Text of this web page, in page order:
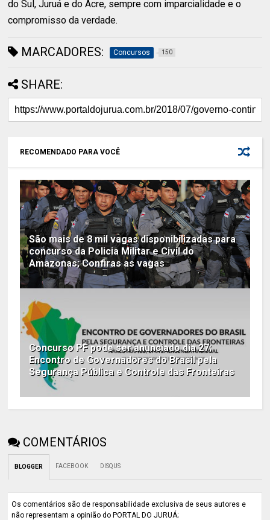
do Sul, Juruá e do Acre, sempre com imparcialidade e o
compromisso da verdade.
MARCADORES: Concursos 150
SHARE:
RECOMENDADO PARA VOCÊ
São mais de 8 mil vagas disponibilizadas para
concurso da Policia Militar e Civil do
Amazonas; Confiras as vagas
Concurso PF pode ser anunciado dia 27;
Encontro de Governadores do Brasil pela
Segurança Pública e Controle das Fronteiras
COMENTÁRIOS
BLOGGER FACEBOOK DISQUS
Os comentários são de responsabilidade exclusiva de seus autores e
não representam a opinião do PORTAL DO JURUÁ;